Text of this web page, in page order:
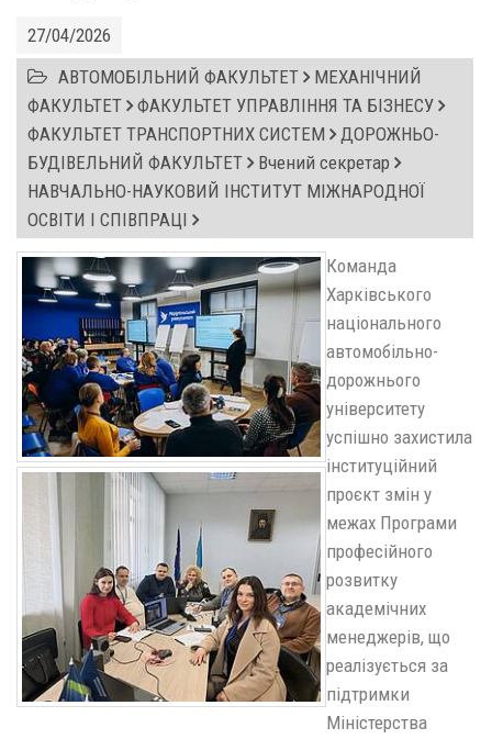
27/04/2026
АВТОМОБІЛЬНИЙ ФАКУЛЬТЕТ МЕХАНІЧНИЙ
ФАКУЛЬТЕТ ФАКУЛЬТЕТ УПРАВЛІННЯ ТА БІЗНЕСУ
ФАКУЛЬТЕТ ТРАНСПОРТНИХ СИСТЕМ ДОРОЖНЬО-
БУДІВЕЛЬНИЙ ФАКУЛЬТЕТ Вчений секретар
НАВЧАЛЬНО-НАУКОВИЙ ІНСТИТУТ МІЖНАРОДНОЇ
ОСВІТИ І СПІВПРАЦІ
Команда
Харківського
національного
автомобільно-
дорожнього
університету
успішно захистила
інституційний
проєкт змін у
межах Програми
професійного
розвитку
академічних
менеджерів, що
реалізується за
підтримки
Міністерства